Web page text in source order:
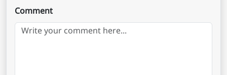
Comment